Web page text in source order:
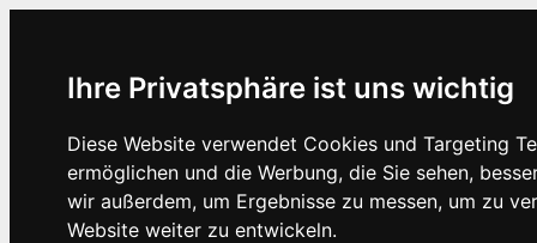
Ihre Privatsphäre ist uns wichtig
Diese Website verwendet Cookies und Targeting
ermöglichen und die Werbung, die Sie sehen,
wir außerdem, um Ergebnisse zu messen, um zu
Website weiter zu entwickeln.